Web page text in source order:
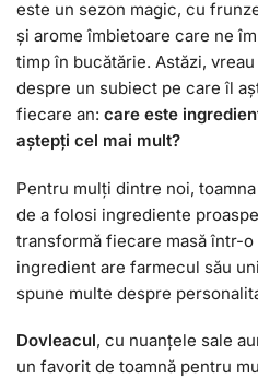
este un sezon magic, cu
și arome îmbietoare care ne
timp în bucătărie. Astăzi,
despre un subiect pe care îl
fiecare an: care este
aștepți cel mai mult?
Pentru mulți dintre noi,
de a folosi ingrediente
transformă fiecare masă într-
ingredient are farmecul său
spune multe despre
Dovleacul, cu nuanțele sale
un favorit de toamnă pentru